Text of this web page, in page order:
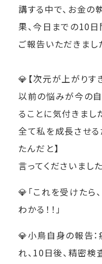
講する中で、お金の
果、今日までの10
ご報告いただきまし
💎【次元が上がりす
以前の悩みが今の
ることに気付きまし
全て私を成長させ
たんだと】
言ってくださいました
💎 「これを受けたら
わかる！！」
💎小鳥自身の報告：
れ、10日後、精密検